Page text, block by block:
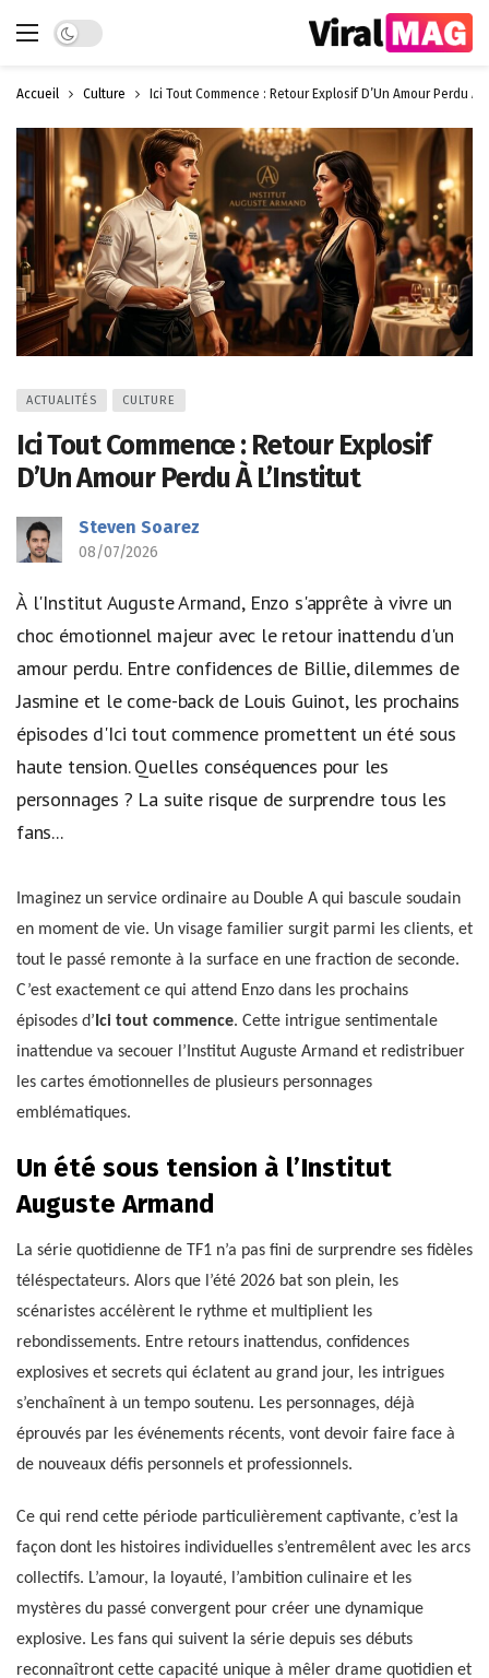
Dark mode
Accueil Culture Ici Tout Commence : Retour Explosif D’Un Amour Perdu À
ACTUALITÉS CULTURE
Ici Tout Commence : Retour Explosif
D’Un Amour Perdu À L’Institut
Steven Soarez
08/07/2026
À l'Institut Auguste Armand, Enzo s'apprête à vivre un
choc émotionnel majeur avec le retour inattendu d'un
amour perdu. Entre confidences de Billie, dilemmes de
Jasmine et le come-back de Louis Guinot, les prochains
épisodes d'Ici tout commence promettent un été sous
haute tension. Quelles conséquences pour les
personnages ? La suite risque de surprendre tous les
fans...
Imaginez un service ordinaire au Double A qui bascule soudain
en moment de vie. Un visage familier surgit parmi les clients, et
tout le passé remonte à la surface en une fraction de seconde.
C’est exactement ce qui attend Enzo dans les prochains
épisodes d’ Ici tout commence. Cette intrigue sentimentale
inattendue va secouer l’Institut Auguste Armand et redistribuer
les cartes émotionnelles de plusieurs personnages
emblématiques.
Un été sous tension à l’Institut
Auguste Armand
La série quotidienne de TF1 n’a pas fini de surprendre ses fidèles
téléspectateurs. Alors que l’été 2026 bat son plein, les
scénaristes accélèrent le rythme et multiplient les
rebondissements. Entre retours inattendus, confidences
explosives et secrets qui éclatent au grand jour, les intrigues
s’enchaînent à un tempo soutenu. Les personnages, déjà
éprouvés par les événements récents, vont devoir faire face à
de nouveaux défis personnels et professionnels.
Ce qui rend cette période particulièrement captivante, c’est la
façon dont les histoires individuelles s’entremêlent avec les arcs
collectifs. L’amour, la loyauté, l’ambition culinaire et les
mystères du passé convergent pour créer une dynamique
explosive. Les fans qui suivent la série depuis ses débuts
reconnaîtront cette capacité unique à mêler drame quotidien et